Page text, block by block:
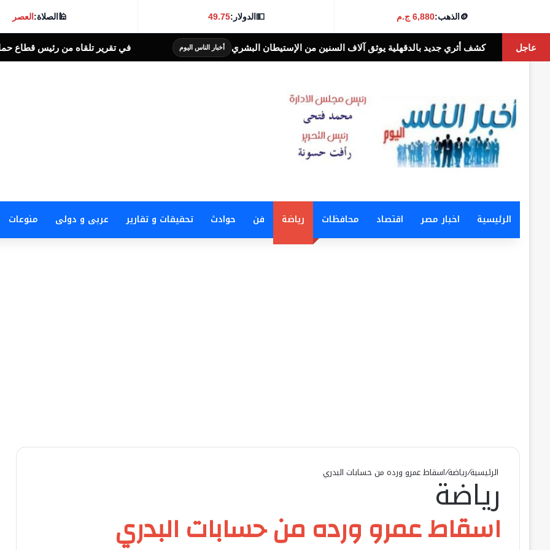
🪙الذهب:6,880 ج.م 💵الدولار:49.75
🕌الصلاة:العصر
عاجل
جديد بالدقهلية يوثق آلاف السنين من الإستيطان البشري أخبار الناس اليوم في تقرير تلقاه من رئيس قطاع حماية وتطوير نهر النيل
الرئيسية اخبار مصر اقتصاد محافظات رياضة فن حوادث تحقيقات و تقارير عربى و دولى منوعات
الرئيسية/رياضة/اسقاط عمرو ورده من حسابات البدريرياضة
اسقاط عمرو ورده من حسابات البدري